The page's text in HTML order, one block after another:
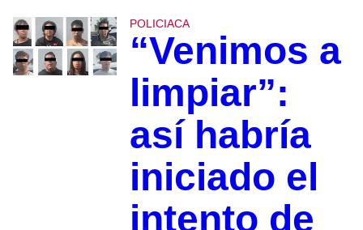
POLICIACA
“Venimos a
limpiar”:
así habría
iniciado el
intento de